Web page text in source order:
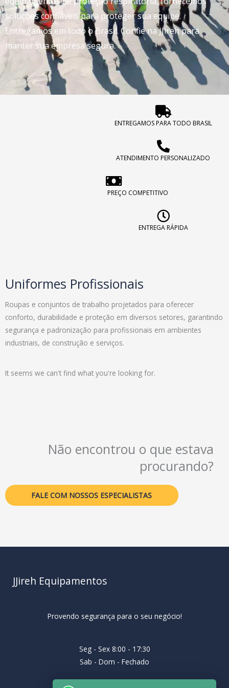
soluções confiáveis para proteger sua equipe.
Entregamos em todo o Brasil. Confie na JJireh para
manter sua empresa segura.
ENTREGAMOS PARA TODO BRASIL
ATENDIMENTO PERSONALIZADO
PREÇO COMPETITIVO
ENTREGA RÁPIDA
Uniformes Profissionais
Roupas e conjuntos de trabalho projetados para oferecer
conforto, durabilidade e proteção em diversos setores, garantindo
segurança e padronização para profissionais em ambientes
industriais, de construção e serviços.
It seems we can't find what you're looking for.
Não encontrou o que estava
procurando?
FALE COM NOSSOS ESPECIALISTAS
JJireh Equipamentos
Provendo segurança para o seu negócio!
Seg - Sex 8:00 - 17:30
Sab - Dom - Fechado